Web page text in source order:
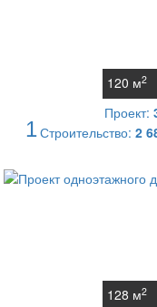
120 м2
1
Проект:
Строительство: 2
128 м2